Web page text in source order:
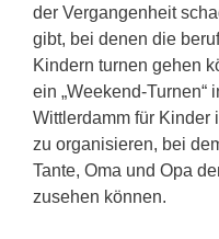
der Vergangenheit
gibt, bei denen die
Kindern turnen gehen
ein „Weekend-Turnen“
Wittlerdamm für Kinder
zu organisieren, bei
Tante, Oma und Opa
zusehen können.